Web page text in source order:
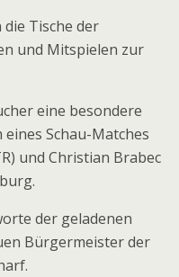
die Tische der
und Mitspielen zur
eine besondere
Schau-Matches
und Christian Brabec
der geladenen
Bürgermeister der